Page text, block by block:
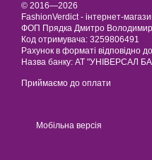
© 2016—2026
FashionVerdict - інтернет-
ФОП Прядка Дмитро
Код отримувача: 3259806491
Рахунок в форматі відповідно
Назва банку: АТ "УНІВЕРСАЛ
Приймаємо до оплати
Мобільна версія